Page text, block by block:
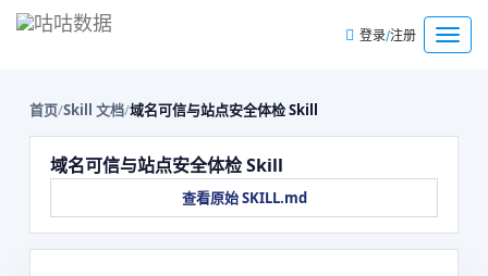
菜
单
登录/注册
首页/Skill 文档/域名可信与站点安全体检 Skill
域名可信与站点安全体检 Skill
查看原始 SKILL.md